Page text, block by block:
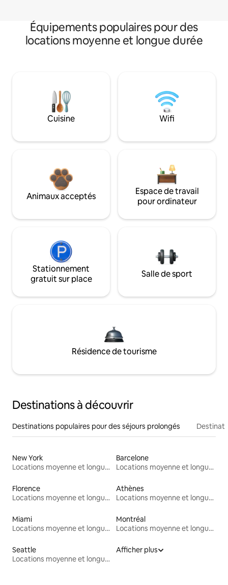
Équipements populaires pour des
locations moyenne et longue durée
Cuisine Wifi
Animaux acceptés
Espace de travail
pour ordinateur
Stationnement
gratuit sur place
Salle de sport
Résidence de tourisme
Destinations à découvrir
Destinations populaires pour des séjours prolongés
New York
Locations moyenne et longue durée
Barcelone
Locations moyenne et longue durée
Florence
Locations moyenne et longue durée
Athènes
Locations moyenne et longue durée
Miami
Locations moyenne et longue durée
Montréal
Locations moyenne et longue durée
Seattle
Locations moyenne et longue durée
Afficher plus